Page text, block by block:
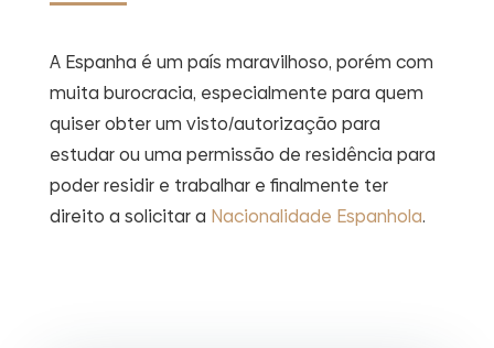
A Espanha é um país maravilhoso, porém com
muita burocracia, especialmente para quem
quiser obter um visto/autorização para
estudar ou uma permissão de residência para
poder residir e trabalhar e finalmente ter
direito a solicitar a Nacionalidade Espanhola.